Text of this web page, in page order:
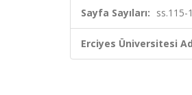
Sayfa Sayıları: ss.115-
Erciyes Üniversitesi